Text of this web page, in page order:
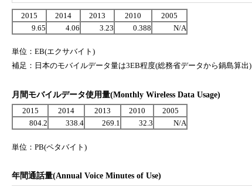
2015 2014 2013 2010
2005
9.65
4.06 3.23 0.388 N/A
単位：EB(エクサバイト)
補足：日本のモバイルデータ量は3EB程度(総務省データから鍋島算出)
月間モバイルデータ使用量(Monthly Wireless Data Usage)
2015
2014 2013 2010
2005
804.2
338.4 269.1 32.3 N/A
単位：PB(ペタバイト)
年間通話量(Annual Voice Minutes of Use)